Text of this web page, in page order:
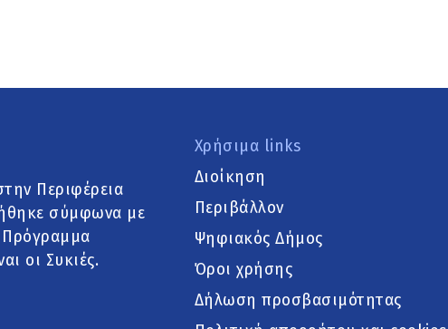
Περιφέρεια
σύμφωνα με
Πρόγραμμα
οι Συκιές.
Χρήσιμα links
Διοίκηση
Περιβάλλον
Ψηφιακός Δήμος
Όροι χρήσης
Δήλωση προσβασιμότητας